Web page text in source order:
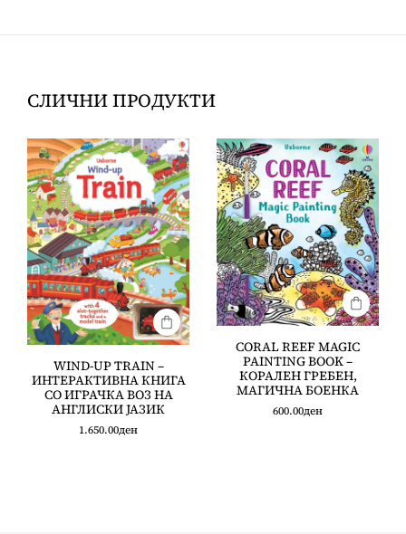
СЛИЧНИ ПРОДУКТИ
WIND-UP TRAIN –
ИНТЕРАКТИВНА КНИГА
СО ИГРАЧКА ВОЗ НА
АНГЛИСКИ ЈАЗИК
1.650.00ден
CORAL REEF MAGIC
PAINTING BOOK –
КОРАЛЕН ГРЕБЕН,
МАГИЧНА БОЕНКА
600.00ден